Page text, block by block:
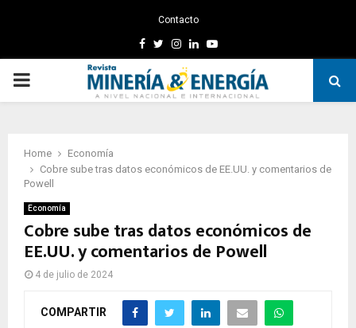
Contacto
Facebook
TwitterInstagram
LinkedinYoutube
PRIMARY
Home
Economía
Cobre sube tras datos económicos de EE.UU. y comentarios de
Powell
Economía
Cobre sube tras datos económicos de
EE.UU. y comentarios de Powell
4 de julio de 2024
COMPARTIR